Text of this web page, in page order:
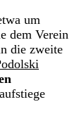
um
dem Verein
die zweite